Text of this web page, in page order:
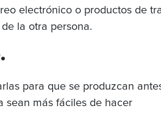
electrónico o productos de
la otra persona.
para que se produzcan
sean más fáciles de hacer